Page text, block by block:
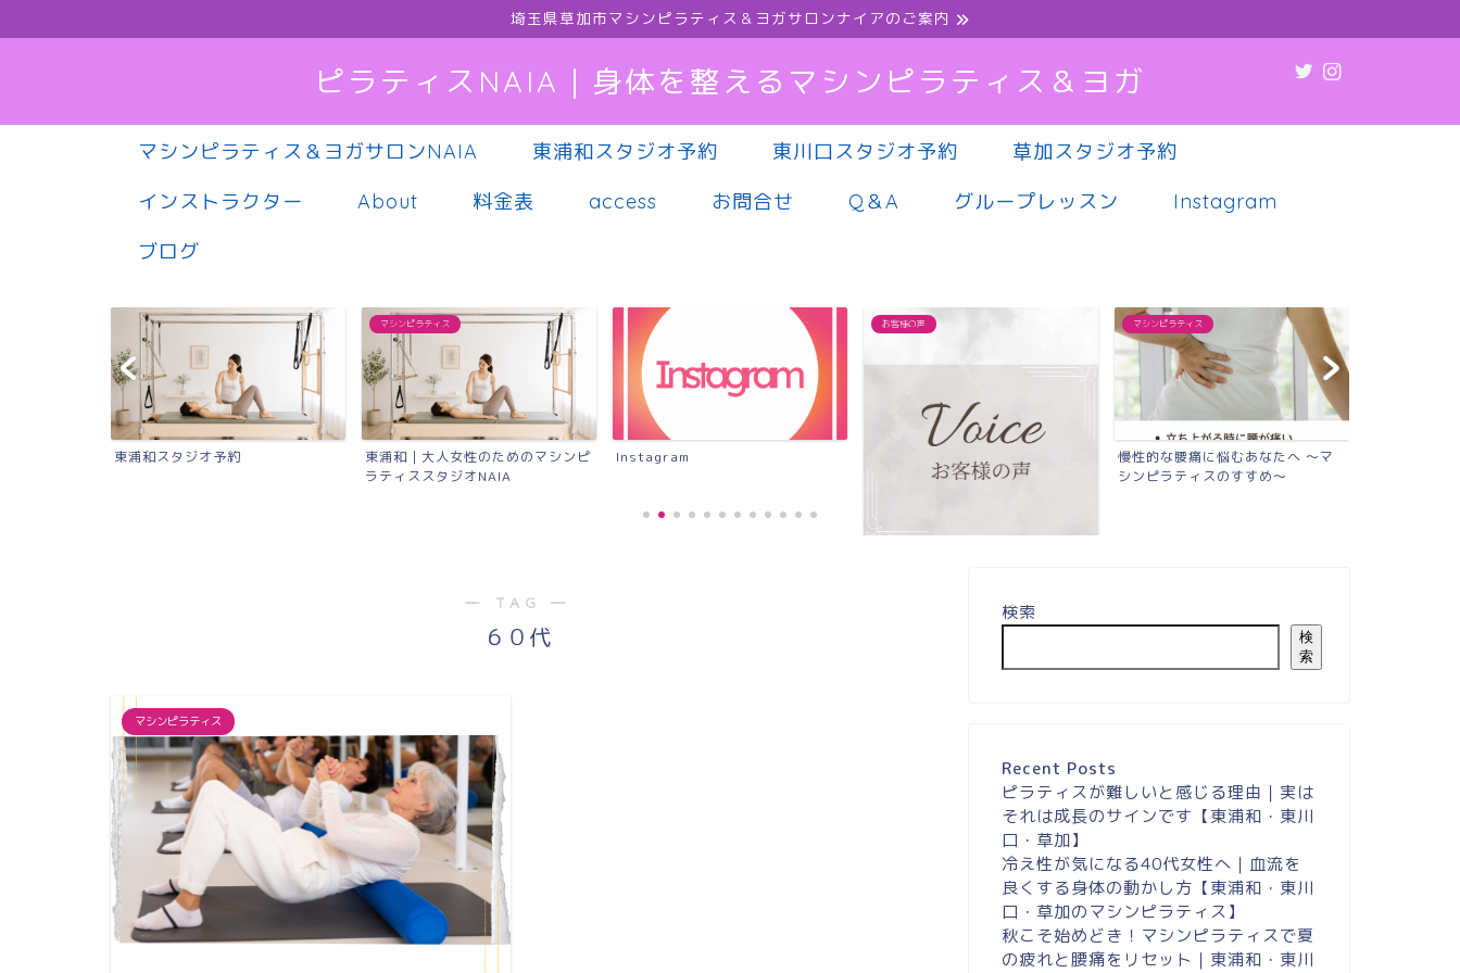
埼玉県草加市マシンピラティス＆ヨガサロンナイアのご案内
ピラティスNAIA｜身体を整えるマシンピラティス＆ヨガ
マシンピラティス＆ヨガサロンNAIA 東浦和スタジオ予約 東川口スタジオ予約
草加スタジオ予約
インストラクター
About 料金表 access お問合せ Q＆A グループレッスン
Instagram
ブログ
東浦和スタジオ予約
マシンピラティス
東浦和｜大人女性のためのマシンピ
ラティススタジオNAIA
Instagram
お客様の声
《お客様の声》膝の痛みが緩和し、
マシンピラティス
慢性的な腰痛に悩むあなたへ 〜マ
シンピラティスのすすめ〜
― TAG ―
６０代
マシンピラティス
検索
検
索
Recent Posts
ピラティスが難しいと感じる理由｜実は
それは成長のサインです【東浦和・東川
口・草加】
冷え性が気になる40代女性へ｜血流を
良くする身体の動かし方【東浦和・東川
口・草加のマシンピラティス】
秋こそ始めどき！マシンピラティスで夏
の疲れと腰痛をリセット｜東浦和・東川